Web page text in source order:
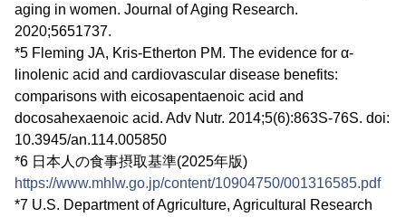
aging in women. Journal of Aging Research.
2020;5651737.
*5 Fleming JA, Kris-Etherton PM. The evidence for α-
linolenic acid and cardiovascular disease benefits:
comparisons with eicosapentaenoic acid and
docosahexaenoic acid. Adv Nutr. 2014;5(6):863S-76S. doi:
10.3945/an.114.005850
*6 日本人の食事摂取基準(2025年版)
https://www.mhlw.go.jp/content/10904750/001316585.pdf
*7 U.S. Department of Agriculture, Agricultural Research